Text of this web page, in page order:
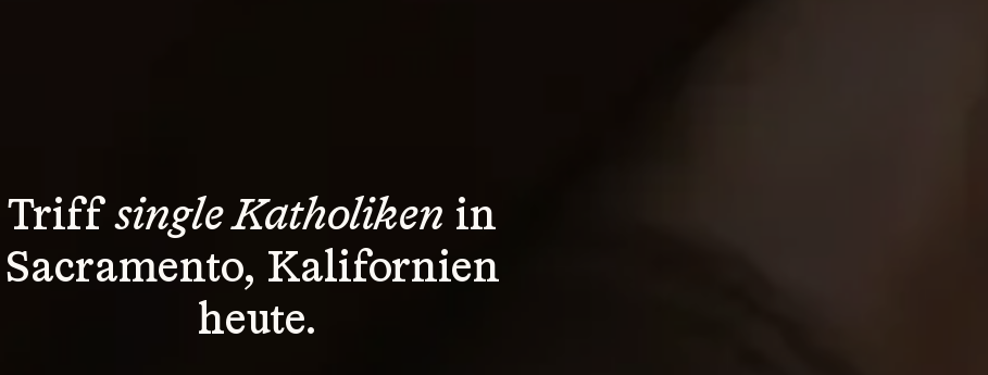
Triff single Katholiken in
Sacramento, Kalifornien
heute.